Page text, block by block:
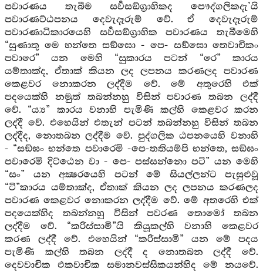
පවාරණය තැබීම සර්‍වසඞ්ග්‍රාහිකද පෞද්ගලිකදැ’යි
පවාරණට්ඨපනය දෙවැදෑරුම් වේ. ඒ දෙවැදෑරුම්
පවාරණාධිකාරයෙහි සර්‍වසඞ්ග්‍රාහික පවාරණය තැබීමෙහි
“සුණාතු මෙ භන්තෙ සඞ්ඝො - පෙ- සඞ්ඝො තෙවාචිකං
පවාරෙ” යන මෙහි “සුකාරය පටන් “රෙ” කාරය
යම්තාක්ද, ඒතාක් කියන ලද ලපනය කරණලද පවාරණ
කෙළවර නොකරන ලද්දීම වේ. මේ අතුරෙහි එක්
පදයෙක්හි නමුත් තබන්නහු විසින් පවාරණ තබන ලද්දී
වේ. “ය්‍ය” කාරය වනාහි පැමිණි කල්හි කෙළවර කරන
ලද්දී වේ. එහෙයින් එතැන් පටන් තබන්නහු විසින් තබන
ලද්දීද, නොතබන ලද්දීම වේ. පුද්ගලික ඨපනයෙහි වනාහි
- “සඞ්ඝං භන්තෙ පවාරෙමි -පෙ-තතියම්පි භන්තෙ, සඞ්ඝං
පවාරෙමි දිට්ඨෙන වා - පෙ- පස්සන්නො පටි” යන මෙහි
“සං” යන අක්‍ෂරයෙහි පටන් මේ සියල්ලන්ට පැසුළුවූ
“ටි”කාරය යම්තාක්ද, ඒතාක් කියන ලද ලපනය කරණලද
පවාරණ කෙළවර නොකරන ලද්දීම වේ. මේ අතරෙහි එක්
පදයෙක්හිද තබන්නහු විසින් පවරණ තොමෝ තබන
ලද්දීම වේ. “කරිස්සාමි”යි කියූකල්හි වනාහි කෙළවර
කරණ ලද්දී වේ. එහෙයින් “කරිස්සාමි” යන මේ පදය
පැමිණි කල්හි තබන ලද්දී ද නොතබන ලද්දී වේ.
දෙවවාචික එකවාචික සමානවස්සිකයන්හිද මේ නයවේ.